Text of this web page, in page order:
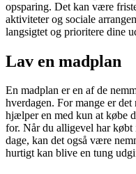
opsparing. Det kan være
aktiviteter og sociale
langsigtet og prioritere dine
Lav en madplan
En madplan er en af de
hverdagen. For mange er
hjælper en med kun at købe
for. Når du alligevel har
dage, kan det også være
hurtigt kan blive en tung